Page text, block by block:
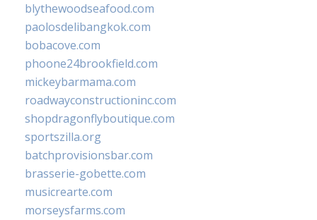
blythewoodseafood.com
paolosdelibangkok.com
bobacove.com
phoone24brookfield.com
mickeybarmama.com
roadwayconstructioninc.com
shopdragonflyboutique.com
sportszilla.org
batchprovisionsbar.com
brasserie-gobette.com
musicrearte.com
morseysfarms.com